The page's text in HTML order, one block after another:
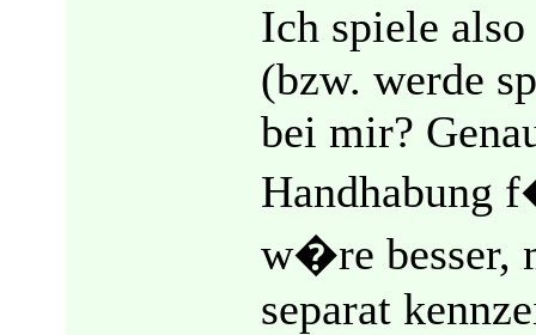
Ich spiele
(bzw. werde
bei mir?
Handhabung
w�re besser,
separat